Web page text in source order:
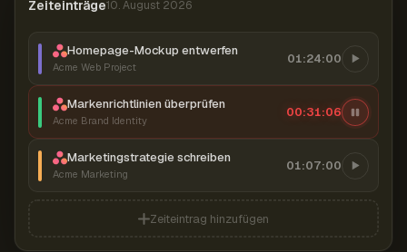
Zeiteinträge10. August 2026
Homepage-Mockup entwerfen
Acme Web Project
01:24:00
Markenrichtlinien überprüfen
Acme Brand Identity
00:31:07
Marketingstrategie schreiben
Acme Marketing
01:07:00
Zeiteintrag hinzufügen